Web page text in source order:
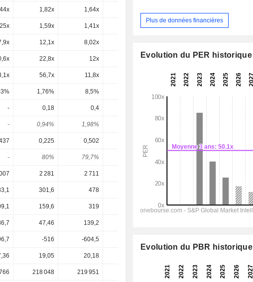
1,82x 1,64x
1,59x 1,41x 0,8x 0,83x 0,79x
12,1x 8,02x
22,8x 12x 7,41x 7,74x 6,68x
56,7x 11,8x 9,21x 7,11x
1,76% 8,5%
- 0,18 0,4 0,408 0,5089
- 0,94% 1,98% 2,98% 3,72%
0,225 0,502 0,7954 1,136
- 80% 79,7% 81,6% 51,3% 44,8%
2 281 2 711 2 906 3 062
301,6 478 471,5 529,3
159,6 319 311,4 362,6
47,46 139,2
-516 -604,5
19,05 20,18
218 048 219 951 203 623
Plus de données financières
Evolution du PER historique
Evolution du PBR historique